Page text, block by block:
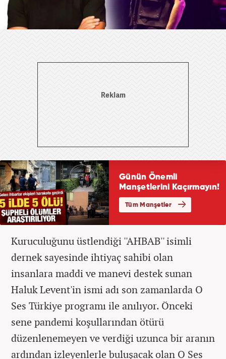
Kuruculuğunu üstlendiği ''AHBAB'' isimli
dernek sayesinde ihtiyaç sahibi olan
insanlara maddi ve manevi destek sunan
Haluk Levent'in ismi adı son zamanlarda O
Ses Türkiye programı ile anılıyor. Önceki
sene pandemi koşullarından ötürü
düzenlenemeyen ve verdiği uzunca bir aranın
ardından izleyenlerle buluşacak olan O Ses